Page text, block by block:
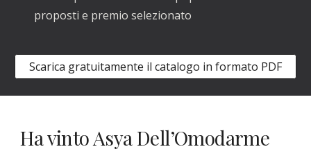
proposti e premio selezionato
Scarica gratuitamente il catalogo in formato PDF
Ha vinto Asya Dell’Omodarme